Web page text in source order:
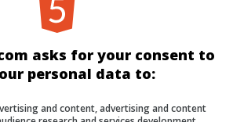
KATEGORIEN
Karten
SPRACHEN
asks for your consent to
personal data to:
and content, advertising and content